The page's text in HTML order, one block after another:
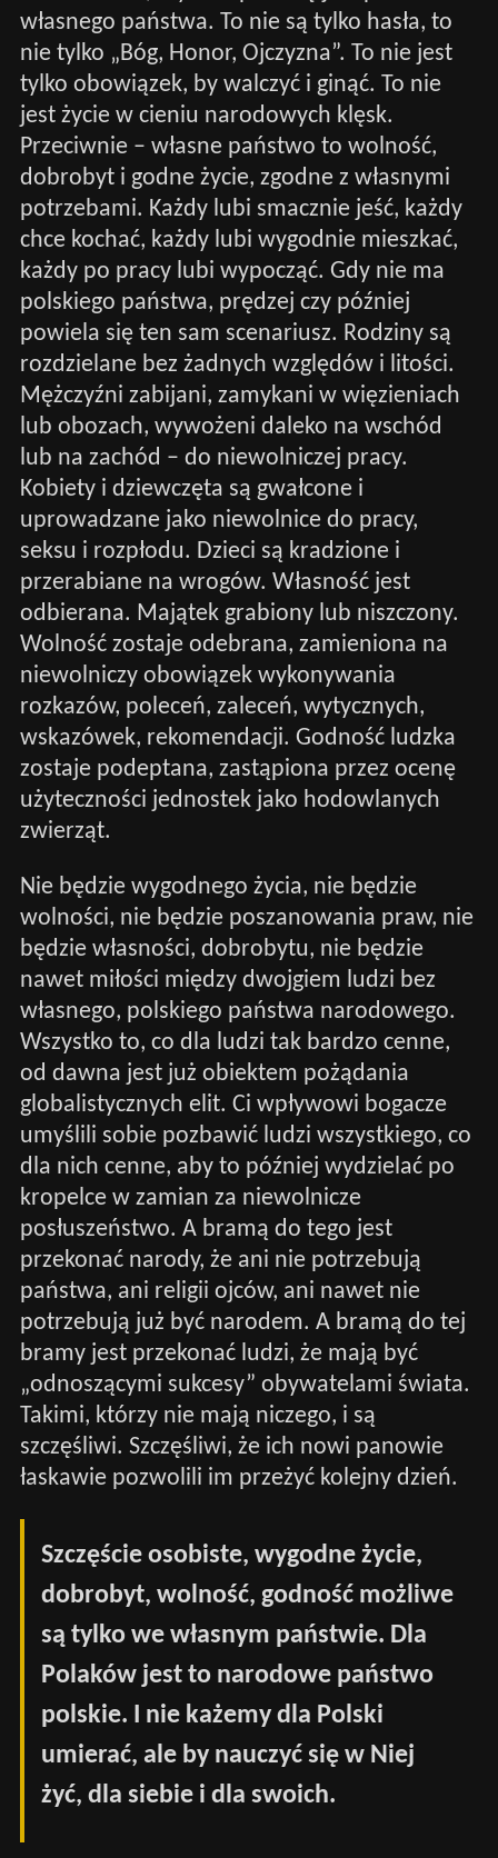
własnego państwa. To nie są tylko hasła, to
nie tylko „Bóg, Honor, Ojczyzna”. To nie jest
tylko obowiązek, by walczyć i ginąć. To nie
jest życie w cieniu narodowych klęsk.
Przeciwnie – własne państwo to wolność,
dobrobyt i godne życie, zgodne z własnymi
potrzebami. Każdy lubi smacznie jeść, każdy
chce kochać, każdy lubi wygodnie mieszkać,
każdy po pracy lubi wypocząć. Gdy nie ma
polskiego państwa, prędzej czy później
powiela się ten sam scenariusz. Rodziny są
rozdzielane bez żadnych względów i litości.
Mężczyźni zabijani, zamykani w więzieniach
lub obozach, wywożeni daleko na wschód
lub na zachód – do niewolniczej pracy.
Kobiety i dziewczęta są gwałcone i
uprowadzane jako niewolnice do pracy,
seksu i rozpłodu. Dzieci są kradzione i
przerabiane na wrogów. Własność jest
odbierana. Majątek grabiony lub niszczony.
Wolność zostaje odebrana, zamieniona na
niewolniczy obowiązek wykonywania
rozkazów, poleceń, zaleceń, wytycznych,
wskazówek, rekomendacji. Godność ludzka
zostaje podeptana, zastąpiona przez ocenę
użyteczności jednostek jako hodowlanych
zwierząt.
Nie będzie wygodnego życia, nie będzie
wolności, nie będzie poszanowania praw, nie
będzie własności, dobrobytu, nie będzie
nawet miłości między dwojgiem ludzi bez
własnego, polskiego państwa narodowego.
Wszystko to, co dla ludzi tak bardzo cenne,
od dawna jest już obiektem pożądania
globalistycznych elit. Ci wpływowi bogacze
umyślili sobie pozbawić ludzi wszystkiego, co
dla nich cenne, aby to później wydzielać po
kropelce w zamian za niewolnicze
posłuszeństwo. A bramą do tego jest
przekonać narody, że ani nie potrzebują
państwa, ani religii ojców, ani nawet nie
potrzebują już być narodem. A bramą do tej
bramy jest przekonać ludzi, że mają być
„odnoszącymi sukcesy” obywatelami świata.
Takimi, którzy nie mają niczego, i są
szczęśliwi. Szczęśliwi, że ich nowi panowie
łaskawie pozwolili im przeżyć kolejny dzień.
Szczęście osobiste, wygodne życie,
dobrobyt, wolność, godność możliwe
są tylko we własnym państwie. Dla
Polaków jest to narodowe państwo
polskie. I nie każemy dla Polski
umierać, ale by nauczyć się w Niej
żyć, dla siebie i dla swoich.